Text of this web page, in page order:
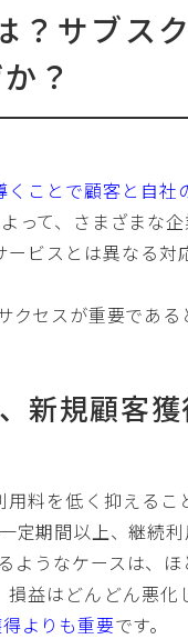
？サブス
？
くことで顧客と自
って、さまざまな
ビスとは異なる
セスが重要である
新規顧客
料を低く抑える
定期間以上、継続
ようなケースは、
益はどんどん悪
よりも重要です。